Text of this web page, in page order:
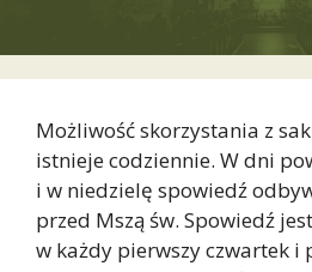
Możliwość skorzystania z
istnieje codziennie. W dni
i w niedzielę spowiedź
przed Mszą św. Spowiedź
w każdy pierwszy czwartek i